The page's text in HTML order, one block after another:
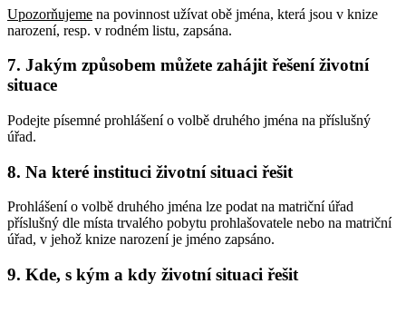
Upozorňujeme na povinnost užívat obě jména, která jsou v knize
narození, resp. v rodném listu, zapsána.
7. Jakým způsobem můžete zahájit řešení životní
situace
Podejte písemné prohlášení o volbě druhého jména na příslušný
úřad.
8. Na které instituci životní situaci řešit
Prohlášení o volbě druhého jména lze podat na matriční úřad
příslušný dle místa trvalého pobytu prohlašovatele nebo na matriční
úřad, v jehož knize narození je jméno zapsáno.
9. Kde, s kým a kdy životní situaci řešit